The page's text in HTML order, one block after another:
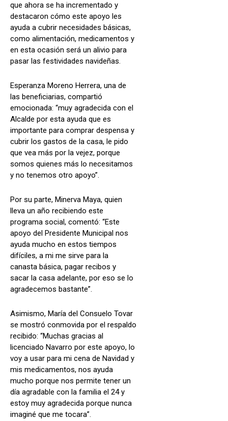
que ahora se ha incrementado y
destacaron cómo este apoyo les
ayuda a cubrir necesidades básicas,
como alimentación, medicamentos y
en esta ocasión será un alivio para
pasar las festividades navideñas.
Esperanza Moreno Herrera, una de
las beneficiarias, compartió
emocionada: “muy agradecida con el
Alcalde por esta ayuda que es
importante para comprar despensa y
cubrir los gastos de la casa, le pido
que vea más por la vejez, porque
somos quienes más lo necesitamos
y no tenemos otro apoyo”.
Por su parte, Minerva Maya, quien
lleva un año recibiendo este
programa social, comentó: “Este
apoyo del Presidente Municipal nos
ayuda mucho en estos tiempos
difíciles, a mi me sirve para la
canasta básica, pagar recibos y
sacar la casa adelante, por eso se lo
agradecemos bastante”.
Asimismo, María del Consuelo Tovar
se mostró conmovida por el respaldo
recibido: “Muchas gracias al
licenciado Navarro por este apoyo, lo
voy a usar para mi cena de Navidad y
mis medicamentos, nos ayuda
mucho porque nos permite tener un
día agradable con la familia el 24 y
estoy muy agradecida porque nunca
imaginé que me tocara”.